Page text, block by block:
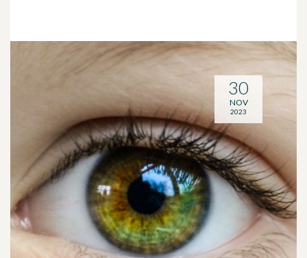
30
NOV
2023